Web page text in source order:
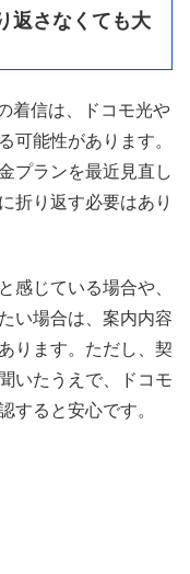
返さなくても大
着信は、ドコモ光や
可能性があります。
プランを最近見直し
折り返す必要はあり
感じている場合や、
い場合は、案内内容
ります。ただし、契
いたうえで、ドコモ
すると安心です。